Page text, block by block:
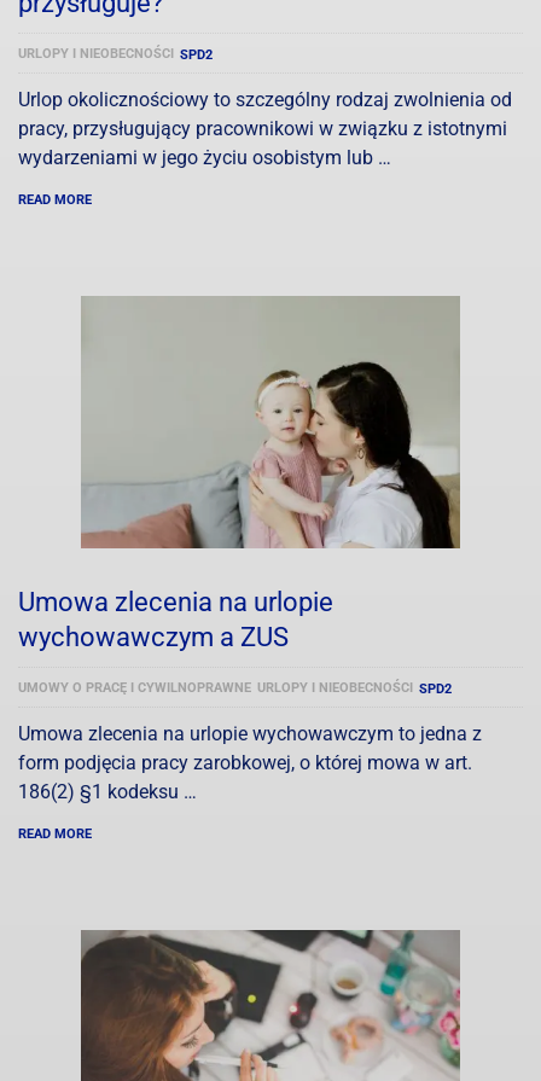
URLOPY I NIEOBECNOŚCI SPD2
Urlop okolicznościowy to szczególny rodzaj zwolnienia od
pracy, przysługujący pracownikowi w związku z istotnymi
wydarzeniami w jego życiu osobistym lub …
READ MORE
Umowa zlecenia na urlopie
wychowawczym a ZUS
UMOWY O PRACĘ I CYWILNOPRAWNE URLOPY I NIEOBECNOŚCI SPD2
Umowa zlecenia na urlopie wychowawczym to jedna z
form podjęcia pracy zarobkowej, o której mowa w art.
186(2) §1 kodeksu …
READ MORE